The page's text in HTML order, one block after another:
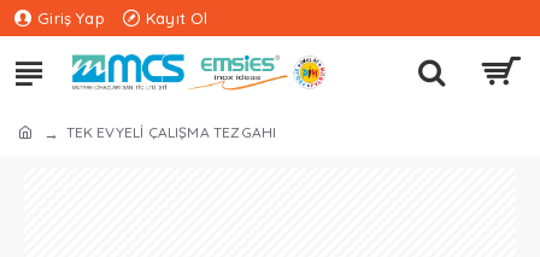
Giriş Yap Kayıt Ol
TEK EVYELİ ÇALIŞMA TEZGAHI